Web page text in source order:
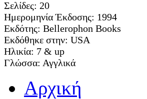
Σελίδες: 20
Ημερομηνία Έκδοσης: 1994
Εκδότης: Bellerophon Books
Εκδόθηκε στην: USA
Ηλικία: 7 & up
Γλώσσα: Αγγλικά
Αρχική